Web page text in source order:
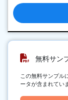
無料サン
この無料サンプル
ータが含まれてい